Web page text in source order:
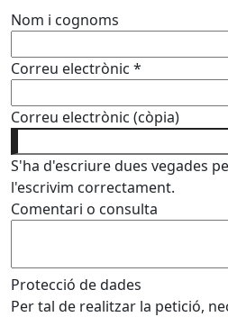
Nom i cognoms
Correu electrònic *
Correu electrònic (còpia)
S'ha d'escriure dues vegades
l'escrivim correctament.
Comentari o consulta
Protecció de dades
Per tal de realitzar la petició,